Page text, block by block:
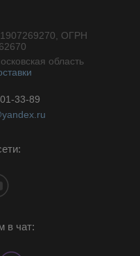
ОГРН
область
33-89
в чат: